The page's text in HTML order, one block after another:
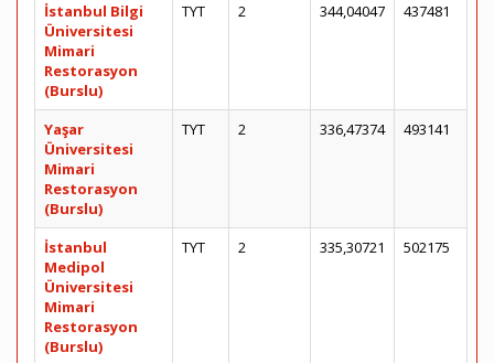
İstanbul Bilgi
Üniversitesi
Mimari
Restorasyon
(Burslu)
TYT 2 344,04047 437481
Yaşar
Üniversitesi
Mimari
Restorasyon
(Burslu)
TYT 2 336,47374 493141
İstanbul
Medipol
Üniversitesi
Mimari
Restorasyon
(Burslu)
TYT 2 335,30721 502175